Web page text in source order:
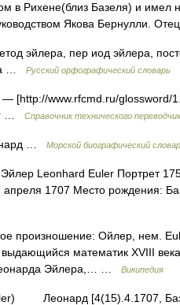
в Рихене(близ Базеля) и имел
Якова Бернулли.
эйлера, пер иод эйлера,
…
Русский орфографический словарь
[http://www.rfcmd.ru/glossword/
…
Справочник технического
… Морской биографический
Leonhard Euler Портрет
1707 Место рождения:
произношение: Ойлер, нем.
математик XVIII
Эйлера,… …
Википедия
Леонард [4(15).4.1707,